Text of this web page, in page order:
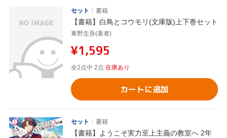
セット 書籍
【書籍】白鳥とコウモリ(文庫版)上下巻セット
東野圭吾(著者)
¥1,595
全2点中 2点 在庫あり
カートに追加
セット 書籍
【書籍】ようこそ実力至上主義の教室へ 2年